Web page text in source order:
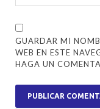
GUARDAR MI
WEB EN ESTE
HAGA UN